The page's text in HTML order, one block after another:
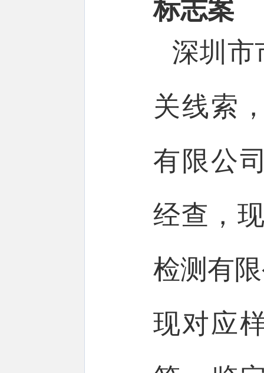
标志案
深圳市
关线索
有限公
经查，
检测有
现对应